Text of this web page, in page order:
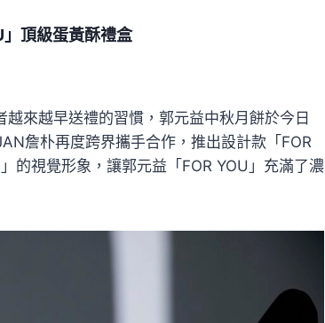
頂級蛋黃酥禮盒
來越早送禮的習慣，郭元益中秋月餅於今日
詹朴再度跨界攜手合作，推出設計款「FOR
的視覺形象，讓郭元益「FOR YOU」充滿了濃